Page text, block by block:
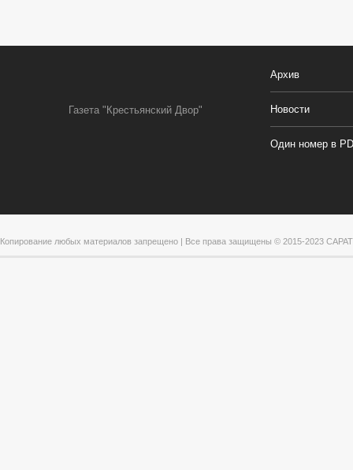
Газета "Крестьянский Двор"
Архив
Новости
Один номер в
Копирование любых материалов запрещено | Все права защищены © 2015-2023